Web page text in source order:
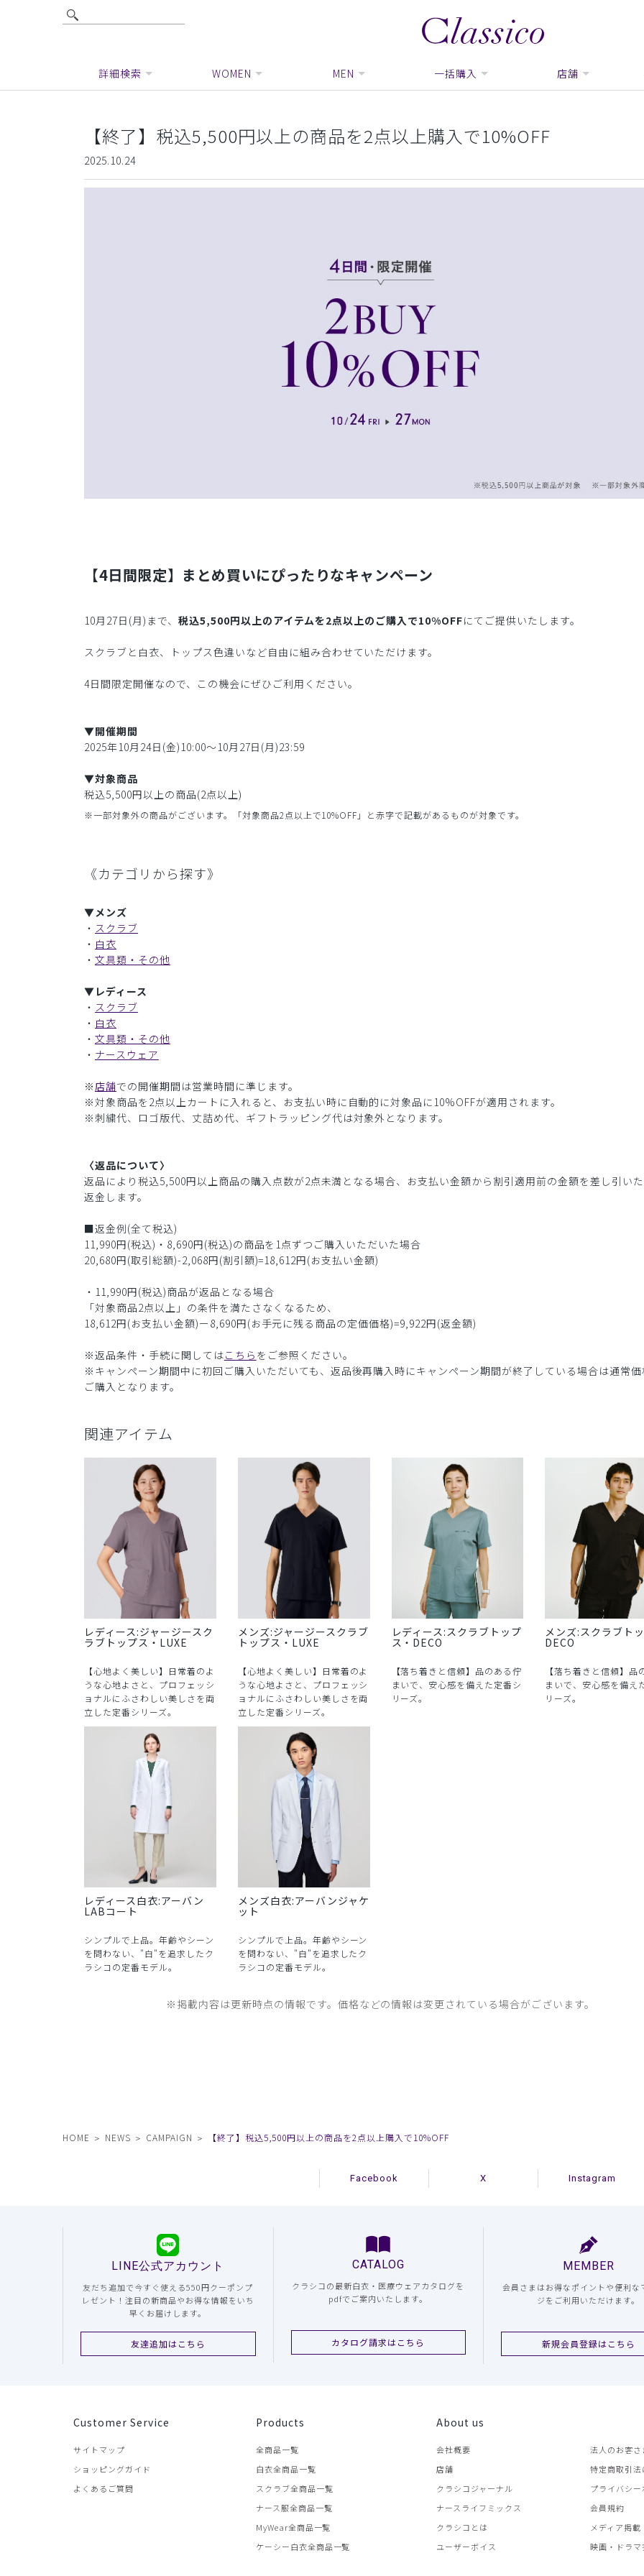
詳細検索 WOMEN MEN 一括購入 店舗
【終了】税込5,500円以上の商品を2点以上購入で10%OFF
2025.10.24
【4日間限定】まとめ買いにぴったりなキャンペーン
10月27日(月)まで、 税込5,500円以上のアイテムを2点以上のご購入で10%OFFにてご提供いたします。
スクラブと白衣、トップス色違いなど自由に組み合わせていただけます。
4日間限定開催なので、この機会にぜひご利用ください。
▼開催期間
2025年10月24日(金)10:00〜10月27日(月)23:59
▼対象商品
税込5,500円以上の商品(2点以上)
※一部対象外の商品がございます。「対象商品2点以上で10%OFF」と赤字で記載があるものが対象です。
《カテゴリから探す》
▼メンズ
・ スクラブ
・ 白衣
・ 文具類・その他
▼レディース
・ スクラブ
・ 白衣
・ 文具類・その他
・ ナースウェア
※店舗での開催期間は営業時間に準じます。
※対象商品を2点以上カートに入れると、お支払い時に自動的に対象品に10%OFFが適用されます。
※刺繍代、ロゴ版代、丈詰め代、ギフトラッピング代は対象外となります。
〈返品について〉
返品により税込5,500円以上商品の購入点数が2点未満となる場合、お支払い金額から割引適用前の金額を差し引い
返金します。
■返金例(全て税込)
11,990円(税込)・8,690円(税込)の商品を1点ずつご購入いただいた場合
20,680円(取引総額)-2,068円(割引額)=18,612円(お支払い金額)
・11,990円(税込)商品が返品となる場合
「対象商品2点以上」の条件を満たさなくなるため、
18,612円(お支払い金額)ー8,690円(お手元に残る商品の定価価格)=9,922円(返金額)
※返品条件・手続に関してはこちら をご参照ください。
※キャンペーン期間中に初回ご購入いただいても、返品後再購入時にキャンペーン期間が終了している場合は通常価
ご購入となります。
関連アイテム
レディース:ジャージースク
ラブトップス・LUXE
【心地よく美しい】日常着のよ
うな心地よさと、プロフェッシ
ョナルにふさわしい美しさを両
立した定番シリーズ。
メンズ:ジャージースクラブ
トップス・LUXE
【心地よく美しい】日常着のよ
うな心地よさと、プロフェッシ
ョナルにふさわしい美しさを両
立した定番シリーズ。
レディース:スクラブトップ
ス・DECO
【落ち着きと信頼】品のある佇
まいで、安心感を備えた定番シ
リーズ。
メンズ:スクラブト
DECO
【落ち着きと信頼】品
まいで、安心感を備え
リーズ。
レディース白衣:アーバン
LABコート
シンプルで上品。年齢やシーン
を問わない、"白"を追求したク
ラシコの定番モデル。
メンズ白衣:アーバンジャケ
ット
シンプルで上品。年齢やシーン
を問わない、"白"を追求したク
ラシコの定番モデル。
※掲載内容は更新時点の情報です。価格などの情報は変更されている場合がございます。
HOME NEWS CAMPAIGN 【終了】税込5,500円以上の商品を2点以上購入で10%OFF
Facebook X Instagram
LINE公式アカウント
友だち追加で今すぐ使える550円クーポンプ
レゼント！注目の新商品やお得な情報をいち
早くお届けします。
友達追加はこちら
CATALOG
クラシコの最新白衣・医療ウェアカタログを
pdfでご案内いたします。
カタログ請求はこちら
MEMBER
会員さまはお得なポイントや便利な
ジをご利用いただけます。
新規会員登録はこちら
Customer Service
サイトマップ
ショッピングガイド
よくあるご質問
Products
全商品一覧
白衣全商品一覧
スクラブ全商品一覧
ナース服全商品一覧
MyWear全商品一覧
ケーシー白衣全商品一覧
About us
会社概要
店舗
クラシコジャーナル
ナースライフミックス
クラシコとは
ユーザーボイス
法人のお客さ
特定商取引
プライバシー
会員規約
メディア掲載
映画・ドラマ